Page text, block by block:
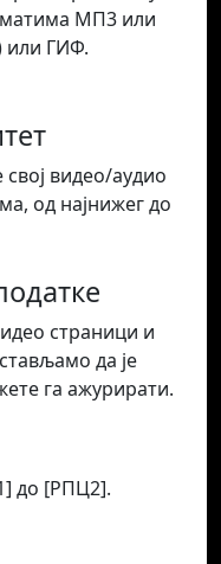
МП3 или
или ГИФ.
видео/аудио
од најнижег до
страници и
да је
га ажурирати.
до [РПЦ2].